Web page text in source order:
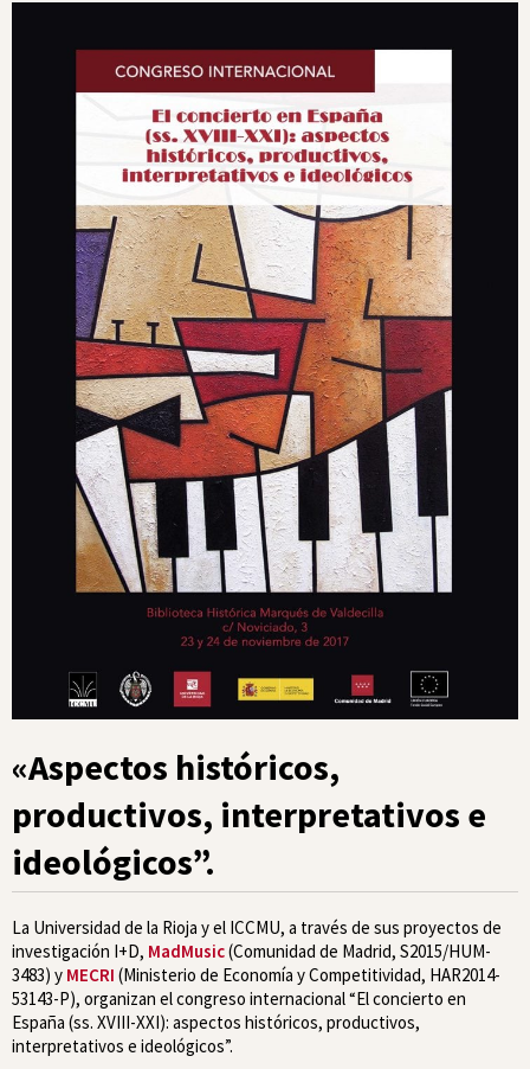
«Aspectos históricos,
productivos, interpretativos e
ideológicos”.
La Universidad de la Rioja y el ICCMU, a través de sus proyectos de
investigación I+D, MadMusic(Comunidad de Madrid, S2015/HUM-
3483) y MECRI (Ministerio de Economía y Competitividad, HAR2014-
53143-P), organizan el congreso internacional “El concierto en
España (ss. XVIII-XXI): aspectos históricos, productivos,
interpretativos e ideológicos”.